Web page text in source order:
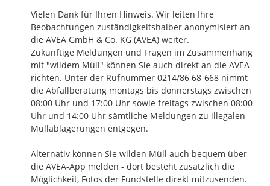
Vielen Dank für Ihren Hinweis. Wir leiten Ihre
Beobachtungen zuständigkeitshalber anonymisiert an
die AVEA GmbH & Co. KG (AVEA) weiter.
Zukünftige Meldungen und Fragen im Zusammenhang
mit "wildem Müll" können Sie auch direkt an die AVEA
richten. Unter der Rufnummer 0214/86 68-668 nimmt
die Abfallberatung montags bis donnerstags zwischen
08:00 Uhr und 17:00 Uhr sowie freitags zwischen 08:00
Uhr und 14:00 Uhr sämtliche Meldungen zu illegalen
Müllablagerungen entgegen.
Alternativ können Sie wilden Müll auch bequem über
die AVEA-App melden - dort besteht zusätzlich die
Möglichkeit, Fotos der Fundstelle direkt mitzusenden.